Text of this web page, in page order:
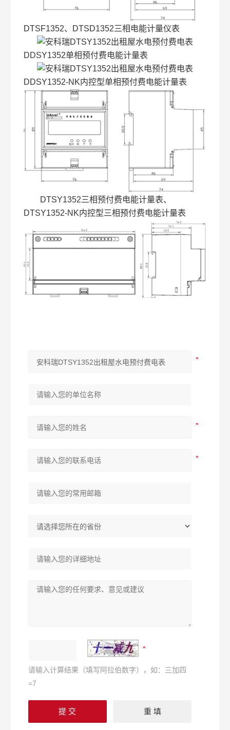
DTSF1352、DTSD1352三相电能计量仪表
DDSY1352单相预付费电能计量表
DDSY1352-NK内控型单相预付费电能计量表
DTSY1352三相预付费电能计量表、
DTSY1352-NK内控型三相预付费电能计量表
请输入计算结果（填写阿拉伯数字），如：三加四
=7